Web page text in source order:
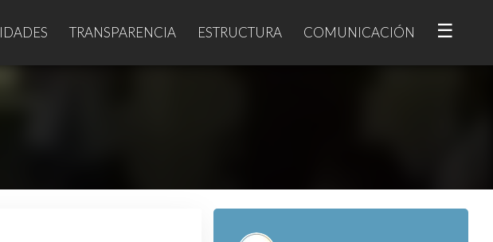
TRANSPARENCIA ESTRUCTURA COMUNICACIÓN ☰